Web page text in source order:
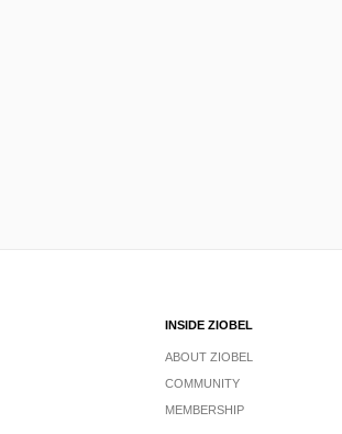
INSIDE ZIOBEL
ABOUT ZIOBEL
COMMUNITY
MEMBERSHIP